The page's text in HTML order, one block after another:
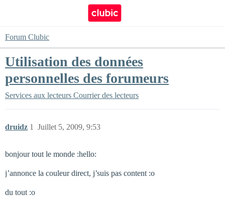
Forum Clubic
Utilisation des données
personnelles des forumeurs
Services aux lecteurs Courrier des lecteurs
druidz Juillet 5, 2009, 9:53
1
bonjour tout le monde :hello:
j’annonce la couleur direct, j’suis pas content :o
du tout :o